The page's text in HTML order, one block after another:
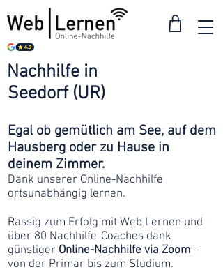
Seedorf (UR)
Nachhilfe in
Egal ob gemütlich am See, auf dem
Hausberg oder zu Hause in
deinem Zimmer.
Dank unserer Online-Nachhilfe
ortsunabhängig lernen.
Rassig zum Erfolg mit Web Lernen und
über 80 Nachhilfe-Coaches dank
günstiger Online-Nachhilfe via Zoom –
von der Primar bis zum Studium.